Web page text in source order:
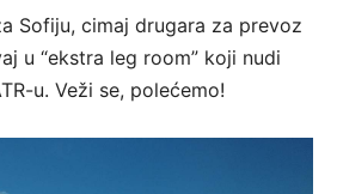
Sofiju, cimaj drugara za prevoz
u “ekstra leg room” koji nudi
u. Veži se, polećemo!